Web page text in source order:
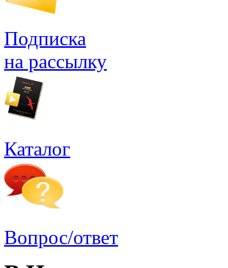
Подписка
на рассылку
Каталог
Вопрос/ответ